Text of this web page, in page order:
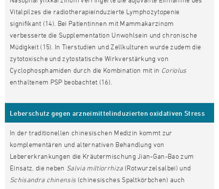
Vitalpilzes die radiotherapieinduzierte Lymphozytopenie
signifikant (14). Bei Patientinnen mit Mammakarzinom
verbesserte die Supplementation Unwohlsein und chronische
Müdigkeit (15). In Tierstudien und Zellkulturen wurde zudem die
zytotoxische und zytostatische Wirkverstärkung von
Cyclophosphamiden durch die Kombination mit in Coriolus
enthaltenem PSP beobachtet (16).
Leberschutz gegen arzneimittelinduzierten oxidativen Stress
In der traditionellen chinesischen Medizin kommt zur
komplementären und alternativen Behandlung von
Lebererkrankungen die Kräutermischung Jian-Gan-Bao zum
Einsatz, die neben Salvia miltiorrhiza(Rotwurzelsalbei) und
Schisandra chinensis (chinesisches Spaltkörbchen) auch